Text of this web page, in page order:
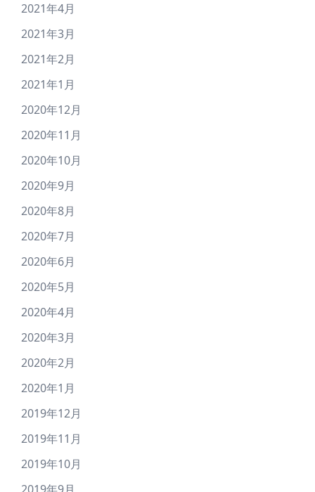
2021年4月
2021年3月
2021年2月
2021年1月
2020年12月
2020年11月
2020年10月
2020年9月
2020年8月
2020年7月
2020年6月
2020年5月
2020年4月
2020年3月
2020年2月
2020年1月
2019年12月
2019年11月
2019年10月